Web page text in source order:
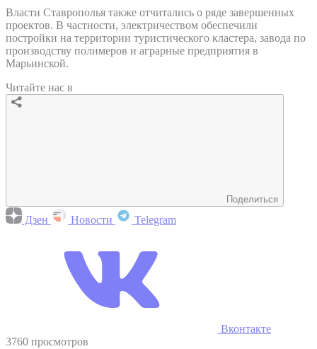
Власти Ставрополья также отчитались о ряде завершенных
проектов. В частности, электричеством обеспечили
постройки на территории туристического кластера, завода по
производству полимеров и аграрные предприятия в
Марьинской.
Читайте нас в
Поделиться
Дзен Новости Telegram
Вконтакте
3760 просмотров